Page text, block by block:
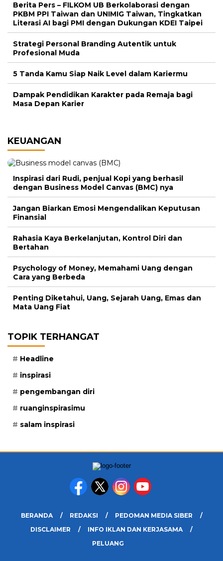
Berita Pers – FILKOM UB Berkolaborasi dengan
PKBM PPI Taiwan dan UNIMIG Taiwan, Tingkatkan
Literasi AI bagi PMI dengan Dukungan KDEI Taipei
Strategi Personal Branding Autentik untuk
Profesional Muda
5 Tanda Kamu Siap Naik Level dalam Kariermu
Dampak Pendidikan Karakter pada Remaja bagi
Masa Depan Karier
KEUANGAN
Inspirasi dari Rudi, penjual Kopi yang berhasil
dengan Business Model Canvas (BMC) nya
Jangan Biarkan Emosi Mengendalikan Keputusan
Finansial
Rahasia Kaya Berkelanjutan, Kontrol Diri dan
Bertahan
Psychology of Money, Memahami Uang dengan
Cara yang Berbeda
Penting Diketahui, Uang, Sejarah Uang, Emas dan
Mata Uang Fiat
TOPIK TERHANGAT
Headline
inspirasi
pengembangan diri
ruanginspirasimu
salam inspirasi
BERANDA REDAKSI
PEDOMAN MEDIA SIBER
DISCLAIMER
INFO IKLAN DAN KERJASAMA
PELUANG